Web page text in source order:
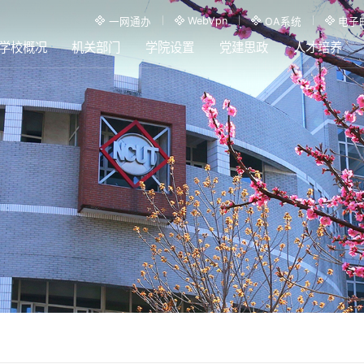
一网通办 WebVpn OA系统 电子
校概况 机关部门 学院设置 党建思政 人才培养